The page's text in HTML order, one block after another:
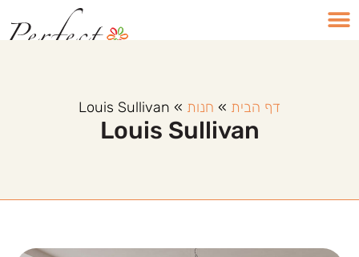
דף הבית » חנות »
Louis Sullivan
Louis Sullivan